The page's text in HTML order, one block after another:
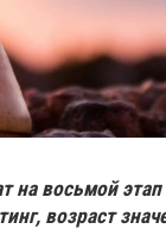
на восьмой
возраст